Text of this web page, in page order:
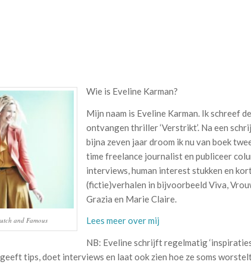
and Famous
Wie is Eveline Karman?
Mijn naam is Eveline Karman. Ik schreef
ontvangen thriller ‘Verstrikt’. Na een
bijna zeven jaar droom ik nu van boek
time freelance journalist en publiceer
interviews, human interest stukken en
(fictie)verhalen in bijvoorbeeld Viva,
Grazia en Marie Claire.
Lees meer over mij
NB: Eveline schrijft regelmatig
tips, doet interviews en laat ook zien hoe ze soms